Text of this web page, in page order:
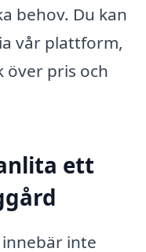
behov. Du kan
vår plattform,
över pris och
ett
inte